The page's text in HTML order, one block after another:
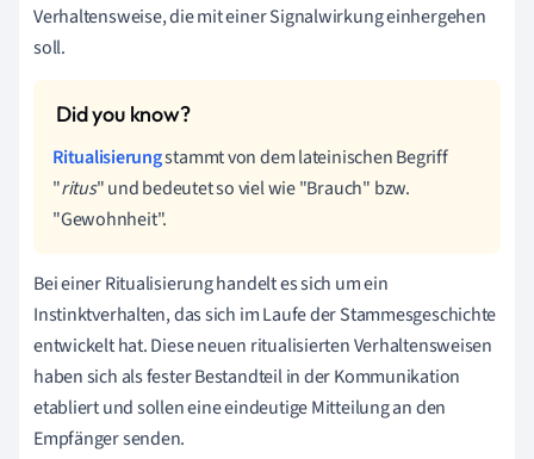
Verhaltensweise, die mit einer Signalwirkung einhergehen
soll.
Ritualisierungstammt von dem lateinischen Begriff
"ritus" und bedeutet so viel wie "Brauch" bzw.
"Gewohnheit".
Bei einer Ritualisierung handelt es sich um ein
Instinktverhalten, das sich im Laufe der Stammesgeschichte
entwickelt hat.Diese neuen ritualisierten Verhaltensweisen
haben sich als fester Bestandteil in der Kommunikation
etabliert und sollen eine eindeutige Mitteilung an den
Empfänger senden.